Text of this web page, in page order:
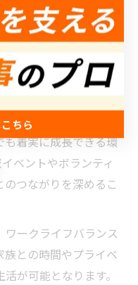
密着型の働き方を選ぶ
理解し、顧客の要望に
定収入を得ることがで
上のための自己研鑽も
修や勉強会を積極的
着実に成長できる環
ベントやボランティ
つながりを深めるこ
ークライフバランス
との時間やプライベ
が可能となります。
ちら
ちら